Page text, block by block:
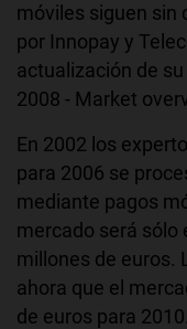
móviles siguen sin
por Innopay y
actualización de
2008 - Market
En 2002 los
para 2006 se
mediante pagos
mercado será sólo
millones de euros.
ahora que el
de euros para